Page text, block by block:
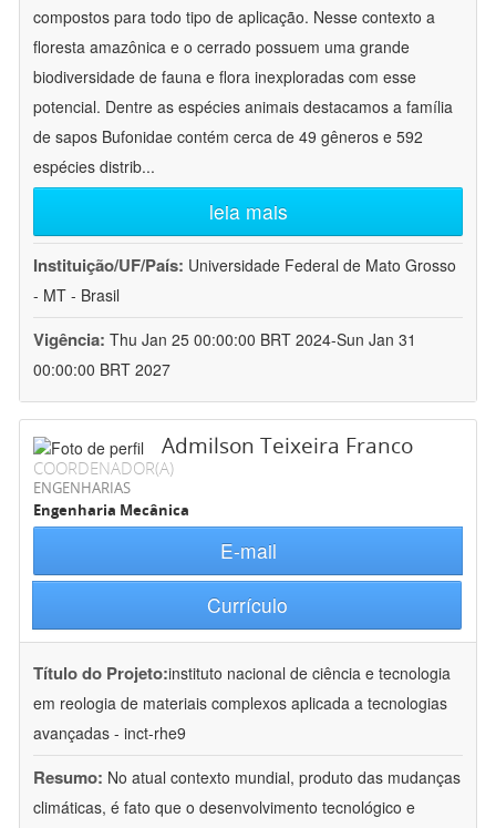
compostos para todo tipo de aplicação. Nesse contexto a
floresta amazônica e o cerrado possuem uma grande
biodiversidade de fauna e flora inexploradas com esse
potencial. Dentre as espécies animais destacamos a família
de sapos Bufonidae contém cerca de 49 gêneros e 592
espécies distrib...
leia mais
Instituição/UF/País: Universidade Federal de Mato Grosso
- MT - Brasil
Vigência: Thu Jan 25 00:00:00 BRT 2024-Sun Jan 31
00:00:00 BRT 2027
Admilson Teixeira Franco
COORDENADOR(A)
ENGENHARIAS
Engenharia Mecânica
E-mail
Currículo
Título do Projeto:instituto nacional de ciência e tecnologia
em reologia de materiais complexos aplicada a tecnologias
avançadas - inct-rhe9
Resumo: No atual contexto mundial, produto das mudanças
climáticas, é fato que o desenvolvimento tecnológico e